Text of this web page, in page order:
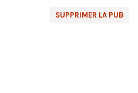
SUPPRIMER LA PUB